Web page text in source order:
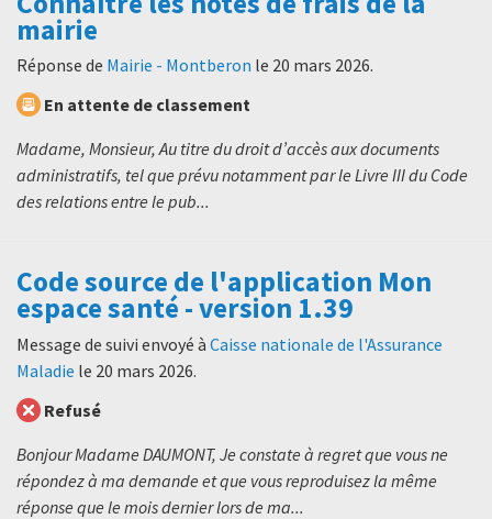
mairie
Réponse de Mairie - Montberon le 20 mars 2026.
En attente de classement
Madame, Monsieur, Au titre du droit d’accès aux documents
administratifs, tel que prévu notamment par le Livre III du Code
des relations entre le pub...
Code source de l'application Mon
espace santé - version 1.39
Message de suivi envoyé à Caisse nationale de l'Assurance
Maladie le 20 mars 2026.
Refusé
Bonjour Madame DAUMONT, Je constate à regret que vous ne
répondez à ma demande et que vous reproduisez la même
réponse que le mois dernier lors de ma...